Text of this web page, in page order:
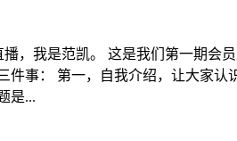
，我是范凯。 这是我们第一期
事： 第一，自我介绍，让大家
是...